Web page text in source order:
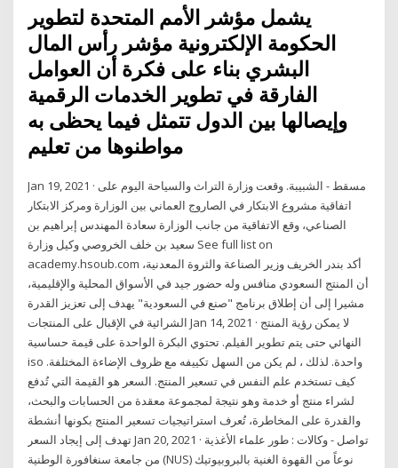
يشمل مؤشر الأمم المتحدة لتطوير
الحكومة الإلكترونية مؤشر رأس المال
البشري بناء على فكرة أن العوامل
الفارقة في تطوير الخدمات الرقمية
وإيصالها بين الدول تتمثل فيما يحظى به
مواطنوها من تعليم
Jan 19, 2021 · مسقط - الشبيبة. وقعت وزارة التراث والسياحة اليوم على
اتفاقية مشروع الابتكار في الصاروج العماني بين الوزارة ومركز الابتكار
الصناعي، وقع الاتفاقية من جانب الوزارة سعادة المهندس إبراهيم بن
سعيد بن خلف الخروصي وكيل وزارة See full list on
academy.hsoub.com أكد بندر الخريف وزير الصناعة والثروة المعدنية،
أن المنتج السعودي منافس وله حضور جيد في الأسواق المحلية والإقليمية،
مشيرا إلى أن إطلاق برنامج "صنع في السعودية" يهدف إلى تعزيز القدرة
الشرائية في الإقبال على المنتجات Jan 14, 2021 · لا يمكن رؤية المنتج
النهائي حتى يتم تطوير الفيلم. تحتوي البكرة الواحدة على قيمة حساسية
iso واحدة. لذلك ، لم يكن من السهل تكييفه مع ظروف الإضاءة المختلفة.
كيف تستخدم علم النفس في تسعير المنتج. السعر هو القيمة التي تُدفع
لشراء منتج أو خدمة وهو نتيجة لمجموعة معقدة من الحسابات والبحث،
والقدرة على المخاطرة، تُعرف استراتيجيات تسعير المنتج بكونها أنشطة
تهدف إلى إيجاد السعر Jan 20, 2021 · تواصل - وكالات : طور علماء الأغذية
من جامعة سنغافورة الوطنية (NUS) نوعاً من القهوة الغنية بالبروبيوتيك